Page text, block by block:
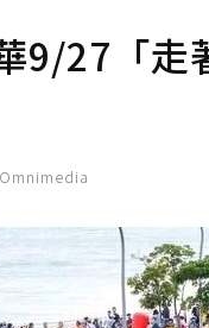
9/27「走